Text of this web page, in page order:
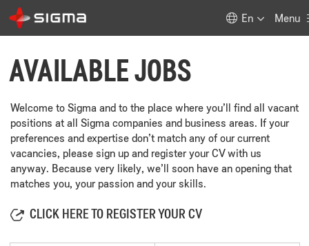
En Menu
AVAILABLE JOBS
Welcome to Sigma and to the place where you’ll find all vacant
positions at all Sigma companies and business areas. If your
preferences and expertise don’t match any of our current
vacancies, please sign up and register your CV with us
anyway. Because very likely, we’ll soon have an opening that
matches you, your passion and your skills.
CLICK HERE TO REGISTER YOUR CV